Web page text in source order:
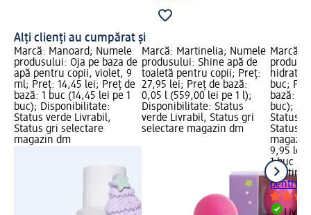
Alți clienți au cumpărat și
Marcă: Manoard; Numele
produsului: Oja pe baza de
apă pentru copii, violet, 9
ml; Preț: 14,45 lei; Preț de
bază: 1 buc (14,45 lei pe 1
buc); Disponibilitate:
Status verde Livrabil,
Status gri selectare
magazin dm
Marcă: Martinelia; Numele
produsului: Shine apă de
toaletă pentru copii; Preț:
27,95 lei; Preț de bază:
0,05 l (559,00 lei pe 1 l);
Disponibilitate: Status
verde Livrabil, Status gri
selectare magazin dm
Marcă:
buc;
bază: 1
buc);
Status
Status
9,95 lei
1 buc
pentru